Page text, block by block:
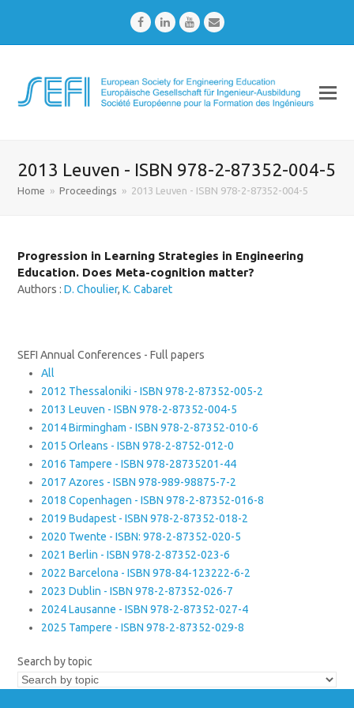
FacebookLinkedInYoutubeEmail
2013 Leuven - ISBN 978-2-87352-004-5
Home » Proceedings » 2013 Leuven - ISBN 978-2-87352-004-5
Progression in Learning Strategies in Engineering
Education. Does Meta-cognition matter?
Authors :D. Choulier,K. Cabaret
SEFI Annual Conferences - Full papers
All
2012 Thessaloniki - ISBN 978-2-87352-005-2
2013 Leuven - ISBN 978-2-87352-004-5
2014 Birmingham - ISBN 978-2-87352-010-6
2015 Orleans - ISBN 978-2-8752-012-0
2016 Tampere - ISBN 978-28735201-44
2017 Azores - ISBN 978-989-98875-7-2
2018 Copenhagen - ISBN 978-2-87352-016-8
2019 Budapest - ISBN 978-2-87352-018-2
2020 Twente - ISBN: 978-2-87352-020-5
2021 Berlin - ISBN 978-2-87352-023-6
2022 Barcelona - ISBN 978-84-123222-6-2
2023 Dublin - ISBN 978-2-87352-026-7
2024 Lausanne - ISBN 978-2-87352-027-4
2025 Tampere - ISBN 978-2-87352-029-8
Search by topic